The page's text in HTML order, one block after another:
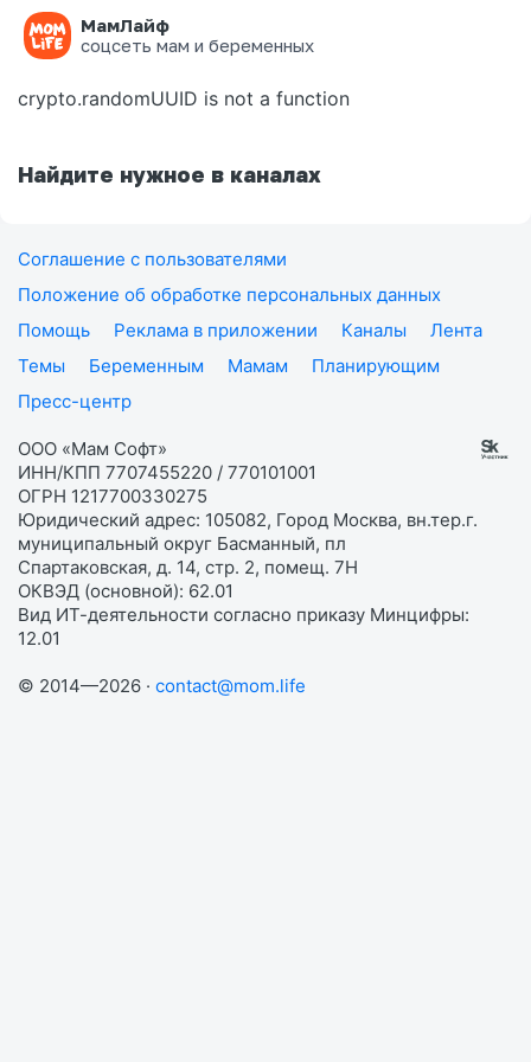
МамЛайф
соцсеть мам и беременных
Ошибка на странице
crypto.randomUUID is not a function
Найдите нужное в каналах
Соглашение с пользователями
Положение об обработке персональных данных
Помощь
Реклама в приложении Каналы
Лента
Темы
Беременным Мамам
Планирующим
Пресс-центр
ООО «Мам Софт»
ИНН/КПП 7707455220 / 770101001
ОГРН 1217700330275
Юридический адрес: 105082, Город Москва, вн.тер.г.
муниципальный округ Басманный, пл
Спартаковская, д. 14, стр. 2, помещ. 7Н
ОКВЭД (основной): 62.01
Вид ИТ-деятельности согласно приказу Минцифры:
12.01
© 2014—2026 · contact@mom.life